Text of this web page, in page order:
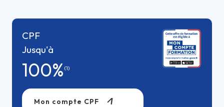
CPF
Jusqu'à
100% (1)
Mon compte CPF